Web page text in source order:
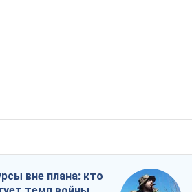
вне плана: кто